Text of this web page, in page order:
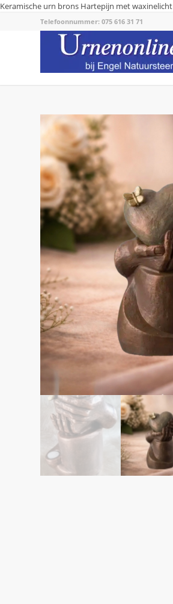
Keramische urn brons Hartepijn met waxinelicht
Telefoonnummer: 075 616 31 71